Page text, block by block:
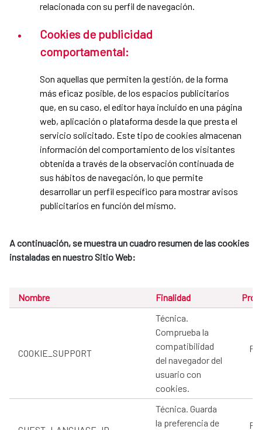
relacionada con su perfil de navegación.
Cookies de publicidad
comportamental:
Son aquellas que permiten la gestión, de la forma
más eficaz posible, de los espacios publicitarios
que, en su caso, el editor haya incluido en una página
web, aplicación o plataforma desde la que presta el
servicio solicitado. Este tipo de cookies almacenan
información del comportamiento de los visitantes
obtenida a través de la observación continuada de
sus hábitos de navegación, lo que permite
desarrollar un perfil específico para mostrar avisos
publicitarios en función del mismo.
A continuación, se muestra un cuadro resumen de las cookies
instaladas en nuestro Sitio Web:
Nombre Finalidad
COOKIE_SUPPORT
Técnica.
Comprueba la
compatibilidad
del navegador del
usuario con
cookies.
Técnica. Guarda
la preferencia de